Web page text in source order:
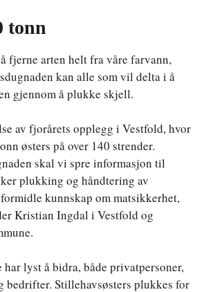
tonn
fjerne arten helt fra våre farvann,
kan alle som vil delta i å
gjennom å plukke skjell.
av fjorårets opplegg i Vestfold, hvor
østers på over 140 strender.
skal vi spre informasjon til
plukking og håndtering av
kunnskap om matsikkerhet,
Kristian Ingdal i Vestfold og
har lyst å bidra, både privatpersoner,
bedrifter. Stillehavsøsters plukkes for